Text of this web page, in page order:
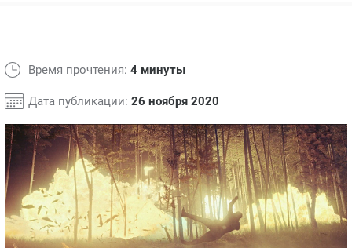
Время прочтения: 4 минуты
Дата публикации: 26 ноября 2020